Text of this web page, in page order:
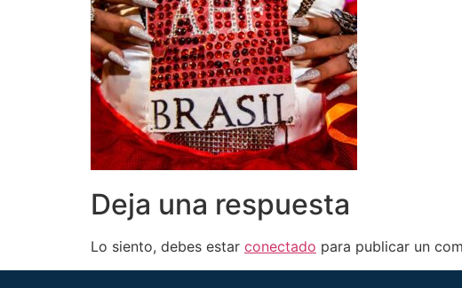
Deja una respuesta
Lo siento, debes estar conectado para publicar un